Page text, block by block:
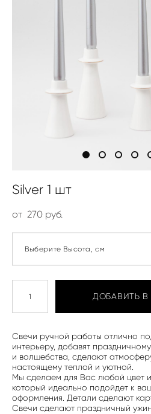
Silver 1 шт
от 270 pуб.
Выберите Высота, см
ДОБАВИТЬ В
Свечи ручной работы отлично
интерьеру, добавят
и волшебства, сделают
настоящему теплой и уютной.
Мы сделаем для Вас любой цвет
который идеально подойдет к
оформления. Детали сделают
Свечи сделают праздничный